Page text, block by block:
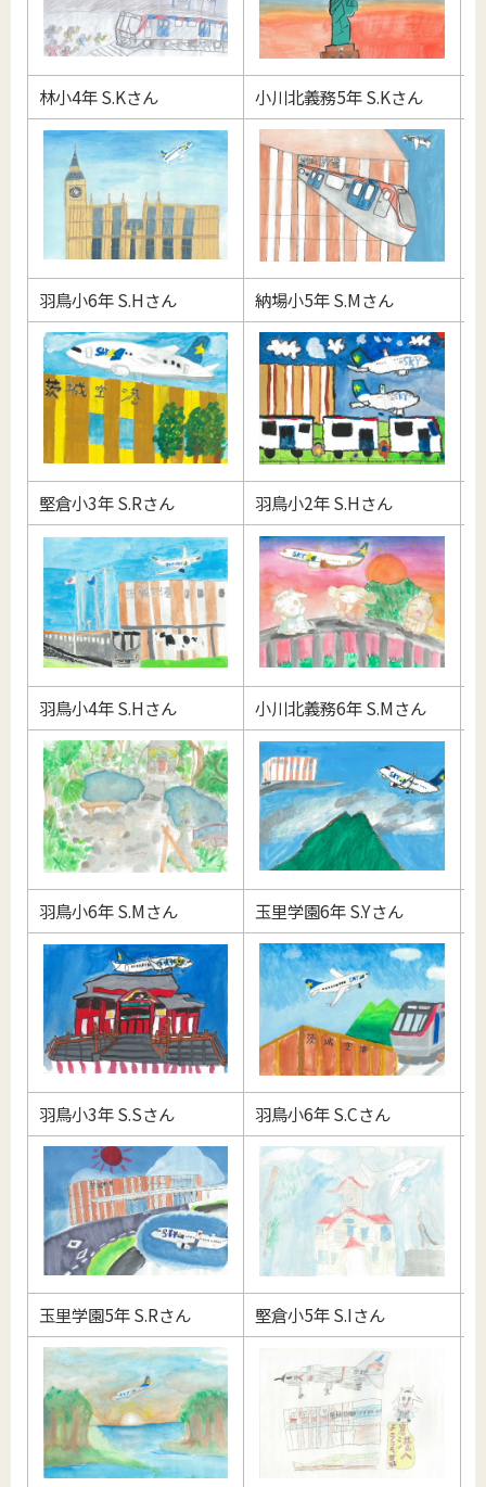
林小4年 S.Kさん 小川北義務5年 S.Kさん
羽鳥小6年 S.Hさん 納場小5年 S.Mさん
堅倉小3年 S.Rさん 羽鳥小2年 S.Hさん
羽鳥小4年 S.Hさん 小川北義務6年 S.Mさん
羽鳥小6年 S.Mさん 玉里学園6年 S.Yさん
羽鳥小3年 S.Sさん 羽鳥小6年 S.Cさん
玉里学園5年 S.Rさん 堅倉小5年 S.Iさん